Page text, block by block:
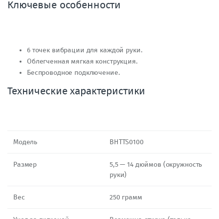
Ключевые особенности
6 точек вибрации для каждой руки.
Облегченная мягкая конструкция.
Беспроводное подключение.
Технические характеристики
Модель BHTTS0100
Размер
5,5 — 14 дюймов (окружность
руки)
Вес 250 грамм